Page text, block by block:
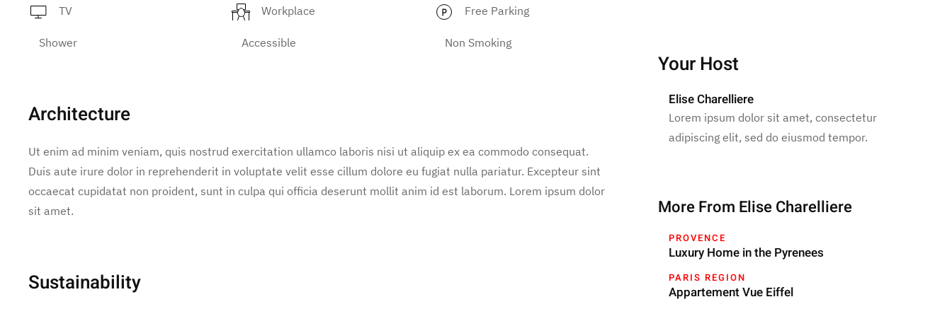
TV Workplace Free Parking
Shower Accessible Non Smoking
Architecture
Ut enim ad minim veniam, quis nostrud exercitation ullamco laboris nisi ut aliquip ex ea commodo consequat.
Duis aute irure dolor in reprehenderit in voluptate velit esse cillum dolore eu fugiat nulla pariatur. Excepteur sint
occaecat cupidatat non proident, sunt in culpa qui officia deserunt mollit anim id est laborum. Lorem ipsum dolor
sit amet.
Sustainability
Your Host
Elise Charelliere
Lorem ipsum dolor sit amet, consectetur
adipiscing elit, sed do eiusmod tempor.
More From Elise Charelliere
PROVENCE
Luxury Home in the Pyrenees
PARIS REGION
Appartement Vue Eiffel